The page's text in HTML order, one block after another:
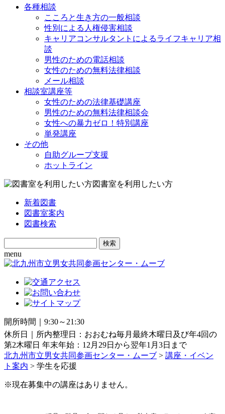
各種相談
こころと生き方の一般相談
性別による人権侵害相談
キャリアコンサルタントによるライフキャリア相
談
男性のための電話相談
女性のための無料法律相談
メール相談
相談室講座等
女性のための法律基礎講座
男性のための無料法律相談会
女性への暴力ゼロ！特別講座
単発講座
その他
自助グループ支援
ホットライン
図書室を利用したい方
新着図書
図書室案内
図書検索
Search
for:
menu
開所時間｜9:30～21:30
休所日｜所内整理日：おおむね毎月最終木曜日及び年4回の
第2木曜日 年末年始：12月29日から翌年1月3日まで
北九州市立男女共同参画センター・ムーブ > 講座・イベン
ト案内 > 学生を応援
※現在募集中の講座はありません。